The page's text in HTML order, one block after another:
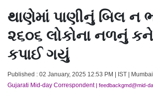
થાણેમાં પાણીનું બિલ ન
૨૬૦૬ લોકોના નળનું
કપાઈ ગયું
Published : 02 January, 2025 12:53 PM | IST | Mumbai
Gujarati Mid-day Correspondent| feedbackgmd@mid-